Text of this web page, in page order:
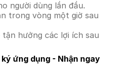
người dùng lần đầu.
trong vòng một giờ sau
hưởng các lợi ích sau
ứng dụng - Nhận ngay